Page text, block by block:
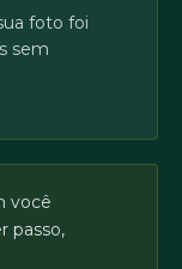
foto foi
sem
você
passo,